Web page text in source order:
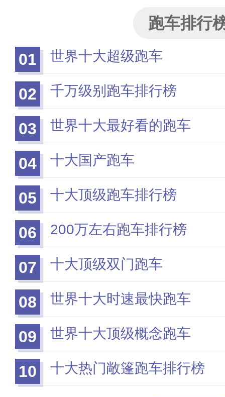
跑车排行
01
世界十大超级跑车
02 千万级别跑车排行榜
03 世界十大最好看的跑车
04 十大国产跑车
05 十大顶级跑车排行榜
06 200万左右跑车排行榜
07 十大顶级双门跑车
08 世界十大时速最快跑车
09 世界十大顶级概念跑车
10 十大热门敞篷跑车排行榜